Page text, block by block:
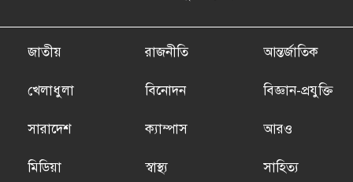
জাতীয় রাজনীতি আন্তর্জাতিক
খেলাধুলা বিনোদন বিজ্ঞান-প্রযুক্তি
সারাদেশ ক্যাম্পাস আরও
মিডিয়া স্বাস্থ্য সাহিত্য